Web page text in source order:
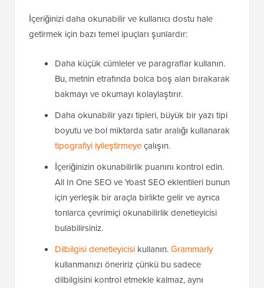
İçeriğinizi daha okunabilir ve kullanıcı dostu hale
getirmek için bazı temel ipuçları şunlardır:
Daha küçük cümleler ve paragraflar kullanın.
Bu, metnin etrafında bolca boş alan bırakarak
bakmayı ve okumayı kolaylaştırır.
Daha okunabilir yazı tipleri, büyük bir yazı tipi
boyutu ve bol miktarda satır aralığı kullanarak
tipografiyi iyileştirmeyeçalışın.
İçeriğinizin okunabilirlik puanını kontrol edin.
All In One SEO ve Yoast SEO eklentileri bunun
için yerleşik bir araçla birlikte gelir ve ayrıca
tonlarca çevrimiçi okunabilirlik denetleyicisi
bulabilirsiniz.
Dilbilgisi denetleyicisi kullanın.Grammarly
kullanmanızı öneririz çünkü bu sadece
dilbilgisini kontrol etmekle kalmaz, aynı